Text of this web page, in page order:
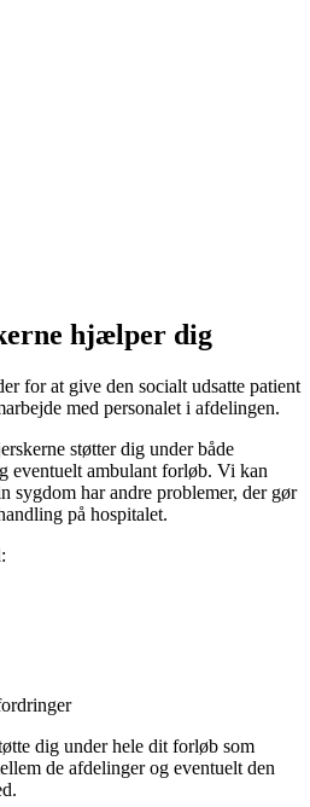
hjælper dig
for at give den socialt udsatte patient
med personalet i afdelingen.
støtter dig under både
eventuelt ambulant forløb. Vi kan
sygdom har andre problemer, der gør
på hospitalet.
dig under hele dit forløb som
de afdelinger og eventuelt den